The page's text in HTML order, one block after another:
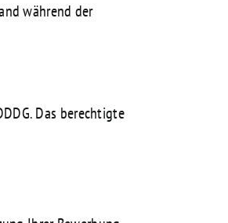
während der
Das berechtigte